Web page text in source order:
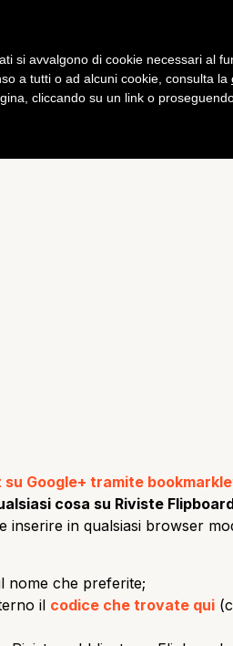
Google+ tramite
cosa su Riviste
inserire in qualsiasi browser
nome che preferite;
il codice che trovate qui
si avvalgono di cookie necessari al
a tutti o ad alcuni cookie, consulta la
cliccando su un link o